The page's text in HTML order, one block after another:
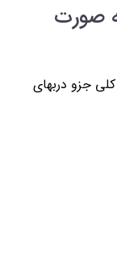
صورت
جزو دربهای